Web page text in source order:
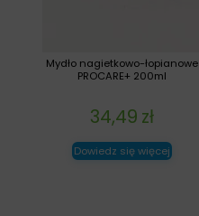
Mydło nagietkowo-łopianowe
PROCARE+ 200ml
34,49 zł
Dowiedz się więcej